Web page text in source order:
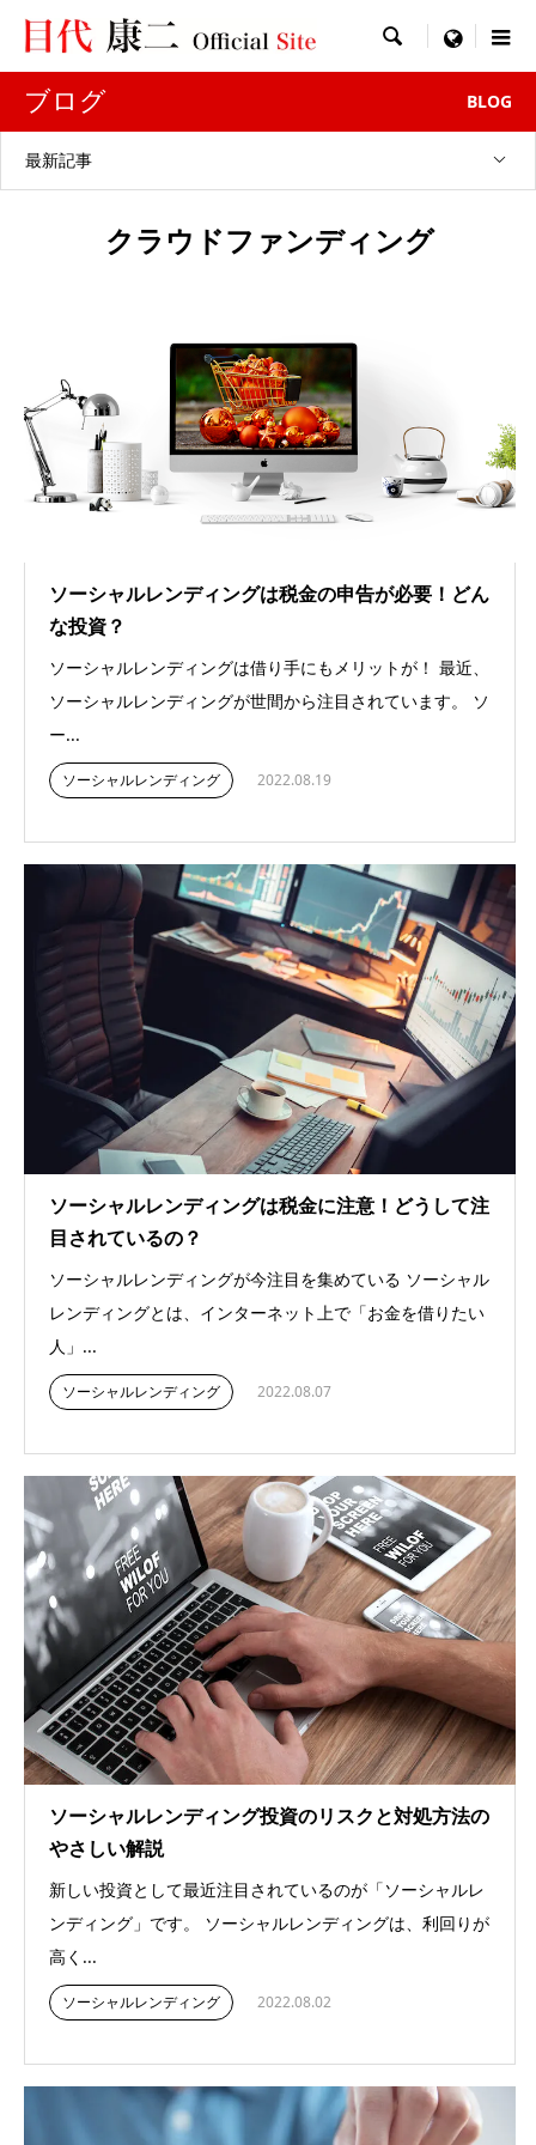
 menu
ブログ BLOG
最新記事
クラウドファンディング
ソーシャルレンディングは税金の申告が必要！どん
な投資？
ソーシャルレンディングは借り手にもメリットが！ 最近、
ソーシャルレンディングが世間から注目されています。 ソ
ー...
ソーシャルレンディング 2022.08.19
ソーシャルレンディングは税金に注意！どうして注
目されているの？
ソーシャルレンディングが今注目を集めている ソーシャル
レンディングとは、インターネット上で「お金を借りたい
人」...
ソーシャルレンディング 2022.08.07
ソーシャルレンディング投資のリスクと対処方法の
やさしい解説
新しい投資として最近注目されているのが「ソーシャルレ
ンディング」です。 ソーシャルレンディングは、利回りが
高く...
ソーシャルレンディング 2022.08.02